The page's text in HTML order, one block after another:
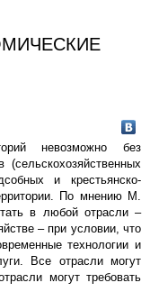
невозможно без
и крестьянско-
По мнению М.
в любой отрасли –
– при условии, что
технологии и
Все отрасли могут
могут требовать